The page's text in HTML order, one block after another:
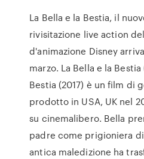
La Bella e la Bestia, il
rivisitazione live action
d'animazione Disney
marzo. La Bella e la Bestia
Bestia (2017) è un film di
prodotto in USA, UK nel
su cinemalibero. Bella
padre come prigioniera
antica maledizione ha